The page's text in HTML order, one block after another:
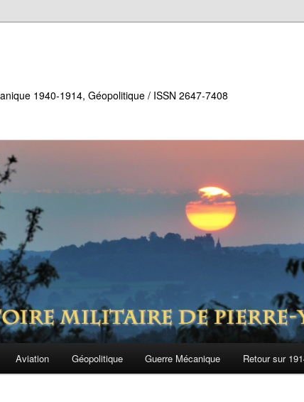
1940-1914, Géopolitique / ISSN 2647-7408
Aviation Géopolitique Guerre Mécanique Retour sur